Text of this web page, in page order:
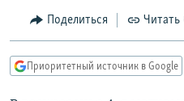
Вернутся
главной
навигации
МНЕНИЯ
IDEL.РЕАЛИИ
Поделиться Читать
Приоритетный источник в Google